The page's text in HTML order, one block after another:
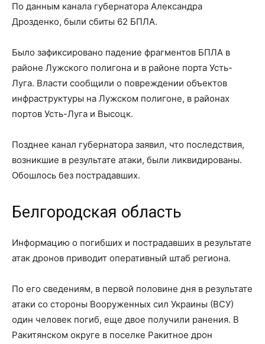
По данным канала губернатора Александра
Дрозденко, были сбиты 62 БПЛА.
Было зафиксировано падение фрагментов БПЛА в
районе Лужского полигона и в районе порта Усть-
Луга. Власти сообщили о повреждении объектов
инфраструктуры на Лужском полигоне, в районах
портов Усть-Луга и Высоцк.
Позднее канал губернатора заявил, что последствия,
возникшие в результате атаки, были ликвидированы.
Обошлось без пострадавших.
Белгородская область
Информацию о погибших и пострадавших в результате
атак дронов приводит оперативный штаб региона.
По его сведениям, в первой половине дня в результате
атаки со стороны Вооруженных сил Украины (ВСУ)
один человек погиб, еще двое получили ранения. В
Ракитянском округе в поселке Ракитное дрон